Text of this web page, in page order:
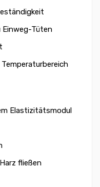
Einweg-Tüten
Elastizitätsmodul
fließen